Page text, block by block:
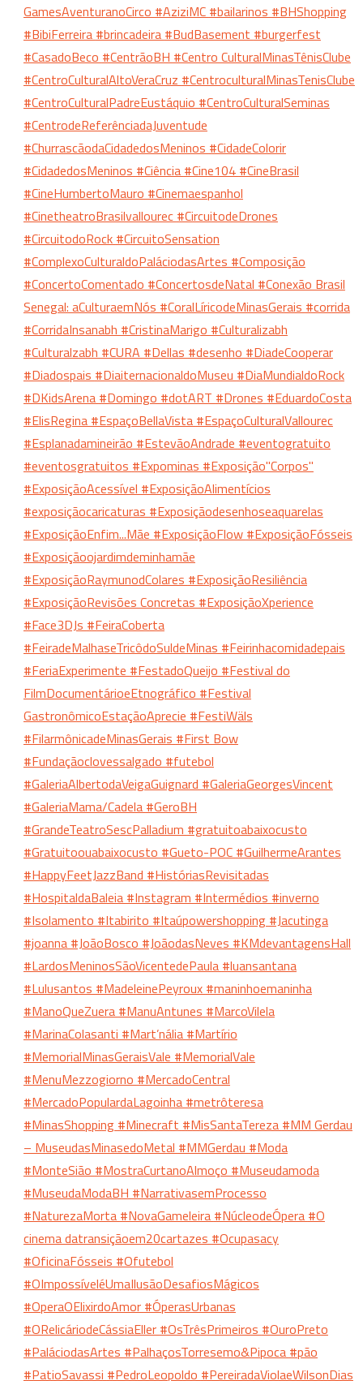
GamesAventuranoCirco #AziziMC #bailarinos #BHShopping
#BibiFerreira #brincadeira #BudBasement #burgerfest
#CasadoBeco #CentrãoBH #Centro CulturalMinasTênisClube
#CentroCulturalAltoVeraCruz #CentroculturalMinasTenisClube
#CentroCulturalPadreEustáquio #CentroCulturalSeminas
#CentrodeReferênciadaJuventude
#ChurrascãodaCidadedosMeninos #CidadeColorir
#CidadedosMeninos #Ciência #Cine104 #CineBrasil
#CineHumbertoMauro #Cinemaespanhol
#CinetheatroBrasilvallourec #CircuitodeDrones
#CircuitodoRock #CircuitoSensation
#ComplexoCulturaldoPaláciodasArtes #Composição
#ConcertoComentado #ConcertosdeNatal #Conexão Brasil
Senegal: aCulturaemNós #CoralLíricodeMinasGerais #corrida
#CorridaInsanabh #CristinaMarigo #Culturalizabh
#Culturalzabh #CURA #Dellas #desenho #DiadeCooperar
#Diadospais #DiaiternacionaldoMuseu #DiaMundialdoRock
#DKidsArena #Domingo #dotART #Drones #EduardoCosta
#ElisRegina #EspaçoBellaVista #EspaçoCulturalVallourec
#Esplanadamineirão #EstevãoAndrade #eventogratuito
#eventosgratuitos #Expominas #Exposição"Corpos"
#ExposiçãoAcessível #ExposiçãoAlimentícios
#exposiçãocaricaturas #Exposiçãodesenhoseaquarelas
#ExposiçãoEnfim...Mãe #ExposiçãoFlow #ExposiçãoFósseis
#Exposiçãoojardimdeminhamãe
#ExposiçãoRaymunodColares #ExposiçãoResiliência
#ExposiçãoRevisões Concretas #ExposiçãoXperience
#Face3DJs #FeiraCoberta
#FeiradeMalhaseTricôdoSuldeMinas #Feirinhacomidadepais
#FeriaExperimente #FestadoQueijo #Festival do
FilmDocumentárioeEtnográfico #Festival
GastronômicoEstaçãoAprecie #FestiWäls
#FilarmônicadeMinasGerais #First Bow
#Fundaçãoclovessalgado #futebol
#GaleriaAlbertodaVeigaGuignard #GaleriaGeorgesVincent
#GaleriaMama/Cadela #GeroBH
#GrandeTeatroSescPalladium #gratuitoabaixocusto
#Gratuitoouabaixocusto #Gueto-POC #GuilhermeArantes
#HappyFeetJazzBand #HistóriasRevisitadas
#HospitaldaBaleia #Instagram #Intermédios #inverno
#Isolamento #Itabirito #Itaúpowershopping #Jacutinga
#joanna #JoãoBosco #JoãodasNeves #KMdevantagensHall
#LardosMeninosSãoVicentedePaula #luansantana
#Lulusantos #MadeleinePeyroux #maninhoemaninha
#ManoQueZuera #ManuAntunes #MarcoVilela
#MarinaColasanti #Mart’nália #Martírio
#MemorialMinasGeraisVale #MemorialVale
#MenuMezzogiorno #MercadoCentral
#MercadoPopulardaLagoinha #metrôteresa
#MinasShopping #Minecraft #MisSantaTereza #MM Gerdau
– MuseudasMinasedoMetal #MMGerdau #Moda
#MonteSião #MostraCurtanoAlmoço #Museudamoda
#MuseudaModaBH #NarrativasemProcesso
#NaturezaMorta #NovaGameleira #NúcleodeÓpera #O
cinema datransiçãoem20cartazes #Ocupasacy
#OficinaFósseis #Ofutebol
#OImpossíveléUmaIlusãoDesafiosMágicos
#OperaOElixirdoAmor #ÓperasUrbanas
#ORelicáriodeCássiaEller #OsTrêsPrimeiros #OuroPreto
#PaláciodasArtes #PalhaçosTorresemo&Pipoca #pão
#PatioSavassi #PedroLeopoldo #PereiradaViolaeWilsonDias